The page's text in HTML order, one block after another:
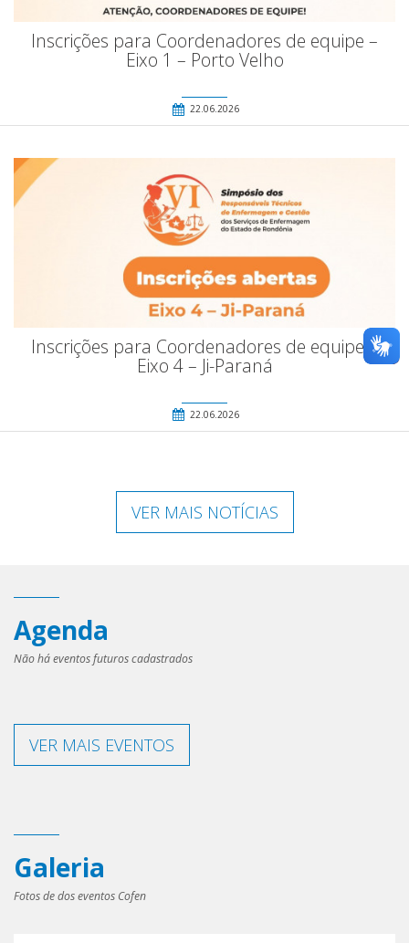
Inscrições para Coordenadores de equipe –
Eixo 1 – Porto Velho
22.06.2026
Inscrições para Coordenadores de equipe –
Eixo 4 – Ji-Paraná
22.06.2026
VER MAIS NOTÍCIAS
Agenda
Não há eventos futuros cadastrados
VER MAIS EVENTOS
Galeria
Fotos de dos eventos Cofen